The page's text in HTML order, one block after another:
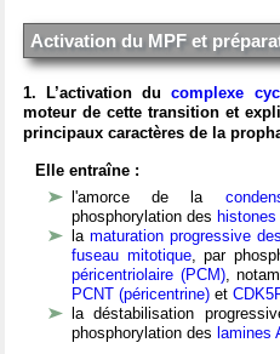
Activation du MPF et
1. L’activation ducomplexe
moteur de cette transition et
principaux caractères de la
Elle entraîne :
l'amorce de la
phosphorylation des histones
lamaturation progressive
fuseau mitotique, par
péricentriolaire (PCM),
PCNT (péricentrine) et
la déstabilisation
phosphorylation des lamines